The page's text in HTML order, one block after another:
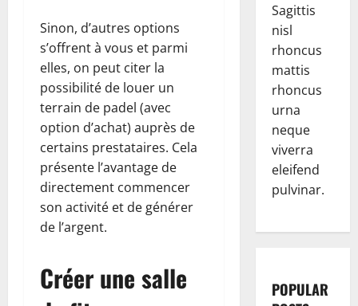
Sinon, d’autres options
s’offrent à vous et parmi
elles, on peut citer la
possibilité de louer un
terrain de padel (avec
option d’achat) auprès de
certains prestataires. Cela
présente l’avantage de
directement commencer
son activité et de générer
de l’argent.
Créer une salle
Sagittis
nisl
rhoncus
mattis
rhoncus
urna
neque
viverra
eleifend
pulvinar.
POPULAR